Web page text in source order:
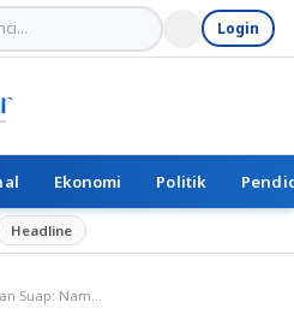
Login
Ekonomi Politik
Headline
Dugaan Suap: Nama PJ Gubernur Samsudin dan Nirwan MT Ali Terseret dalam Kasus AGK